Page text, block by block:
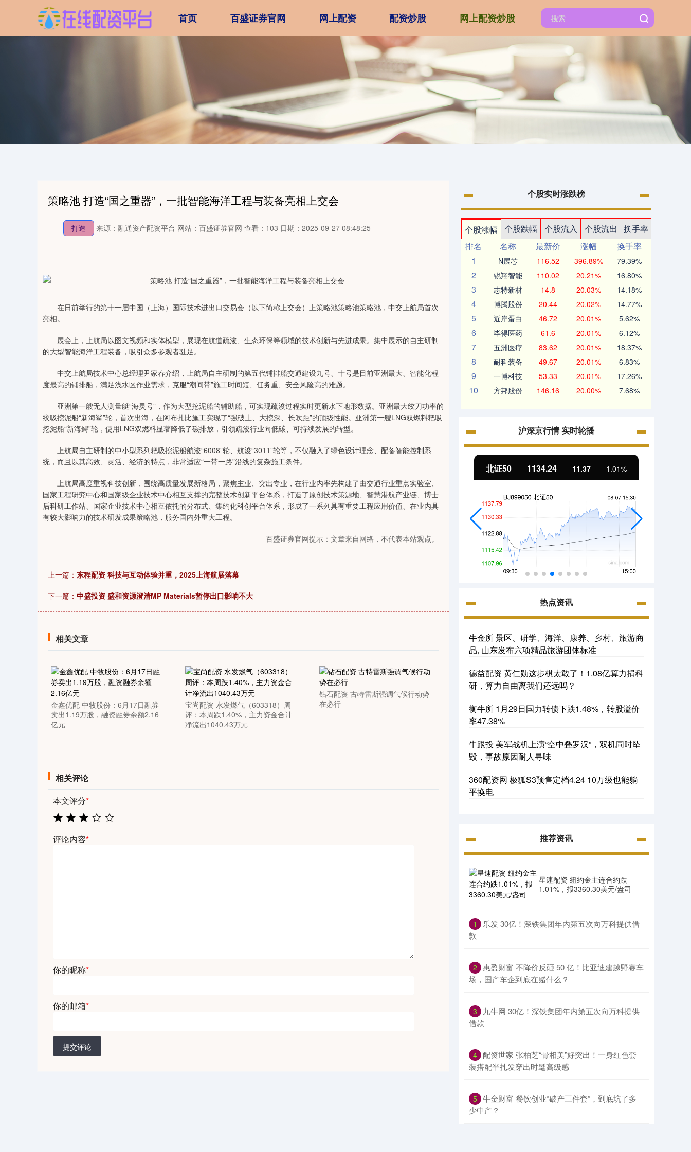
首页 百盛证券官网 网上配资 配资炒股 网上配资炒股
策略池 打造“国之重器”，一批智能海洋工程与装备亮相上交会
打造 来源：融通资产配资平台 网站：百盛证券官网 查看：103 日期：2025-09-27 08:48:25
在日前举行的第十一届中国（上海）国际技术进出口交易会（以下简称上交会）上策略池策略池策略池，中交上航局首次
亮相。
展会上，上航局以图文视频和实体模型，展现在航道疏浚、生态环保等领域的技术创新与先进成果。集中展示的自主研制
的大型智能海洋工程装备，吸引众多参观者驻足。
中交上航局技术中心总经理尹家春介绍，上航局自主研制的第五代铺排船交通建设九号、十号是目前亚洲最大、智能化程
度最高的铺排船，满足浅水区作业需求，克服“潮间带”施工时间短、任务重、安全风险高的难题。
亚洲第一艘无人测量艇“海灵号”，作为大型挖泥船的辅助船，可实现疏浚过程实时更新水下地形数据。亚洲最大绞刀功率的
绞吸挖泥船“新海鲨”轮，首次出海，在阿布扎比施工实现了“强破土、大挖深、长吹距”的顶级性能。亚洲第一艘LNG双燃料耙吸
挖泥船“新海鲟”轮，使用LNG双燃料显著降低了碳排放，引领疏浚行业向低碳、可持续发展的转型。
上航局自主研制的中小型系列耙吸挖泥船航浚“6008”轮、航浚“3011”轮等，不仅融入了绿色设计理念、配备智能控制系
统，而且以其高效、灵活、经济的特点，非常适应“一带一路”沿线的复杂施工条件。
上航局高度重视科技创新，围绕高质量发展新格局，聚焦主业、突出专业，在行业内率先构建了由交通行业重点实验室、
国家工程研究中心和国家级企业技术中心相互支撑的完整技术创新平台体系，打造了原创技术策源地、智慧港航产业链、博士
后科研工作站、国家企业技术中心相互依托的分布式、集约化科创平台体系，形成了一系列具有重要工程应用价值、在业内具
有较大影响力的技术研发成果策略池，服务国内外重大工程。
百盛证券官网提示：文章来自网络，不代表本站观点。
上一篇： 东程配资 科技与互动体验并重，2025上海航展落幕
下一篇： 中盛投资 盛和资源澄清MP Materials暂停出口影响不大
相关文章
金鑫优配 中牧股份：6月17日融券
卖出1.19万股，融资融券余额2.16
亿元
宝尚配资 水发燃气（603318）周
评：本周跌1.40%，主力资金合计
净流出1040.43万元
钻石配资 古特雷斯强调气候行动势
在必行
相关评论
本文评分*
评论内容*
你的昵称*
你的邮箱*
提交评论
个股实时涨跌榜
个股涨幅 个股跌幅 个股流入 个股流出
换手率
排名
名称 最新价 涨幅
换手率
1
N展芯 116.52 396.89% 79.39%
2 锐翔智能 110.02 20.21% 16.80%
3 志特新材 14.8 20.03% 14.18%
4 博腾股份 20.44 20.02% 14.77%
5 近岸蛋白 46.72 20.01% 5.62%
6 毕得医药 61.6 20.01% 6.12%
7 五洲医疗 83.62 20.01% 18.37%
8 耐科装备 49.67 20.01% 6.83%
9 一博科技 53.33 20.01% 17.26%
10 方邦股份 146.16 20.00% 7.68%
沪深京行情 实时轮播
1.02% 深证成指 14311.01 200.89 1.42% 沪深300 北证50 1134.24 11.37 1.01%
热点资讯
牛金所 景区、研学、海洋、康养、乡村、旅游商
品, 山东发布六项精品旅游团体标准
德益配资 黄仁勋这步棋太敢了！1.08亿算力捐科
研，算力自由离我们还远吗？
衡牛所 1月29日国力转债下跌1.48%，转股溢价
率47.38%
牛跟投 美军战机上演“空中叠罗汉”，双机同时坠
毁，事故原因耐人寻味
360配资网 极狐S3预售定档4.24 10万级也能躺
平换电
推荐资讯
星速配资 纽约金主连合约跌
1.01%，报3360.30美元/盎司
1
​乐发 30亿！深铁集团年内第五次向万科提供借
款
2 ​惠盈财富 不降价反砸 50 亿！比亚迪建越野赛车
场，国产车企到底在赌什么？
3
​九牛网 30亿！深铁集团年内第五次向万科提供
借款
4 ​配资世家 张柏芝“骨相美”好突出！一身红色套
装搭配半扎发穿出时髦高级感
5 ​牛金财富 餐饮创业“破产三件套”，到底坑了多
少中产？